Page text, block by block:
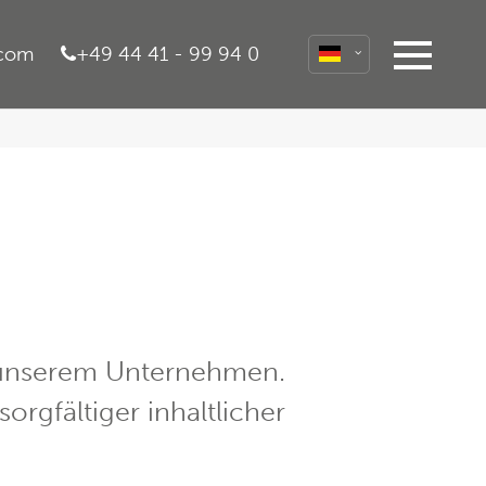
About us
Lorem ipsum dolor sit amet,
+49 44 41 - 99 94 0
Unternehmen.
inhaltlicher